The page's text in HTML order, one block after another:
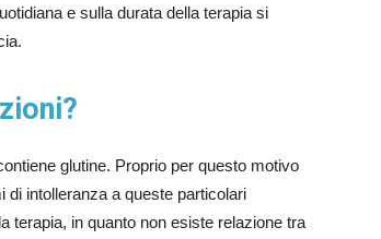
e sulla durata della terapia si
glutine. Proprio per questo motivo
di intolleranza a queste particolari
terapia, in quanto non esiste relazione tra